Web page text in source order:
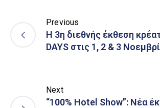
Previous
Η 3η διεθνής έκθεση
DAYS στις 1, 2 & 3
Next
“100% Hotel Show”: Νέα